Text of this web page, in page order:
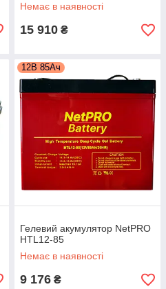
Немає в наявності
15 910 ₴
12В 85Ач
Гелевий акумулятор NetPRO
HTL12-85
Немає в наявності
9 176 ₴